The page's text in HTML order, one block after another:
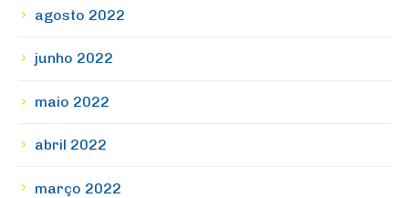
agosto 2022
junho 2022
maio 2022
abril 2022
março 2022